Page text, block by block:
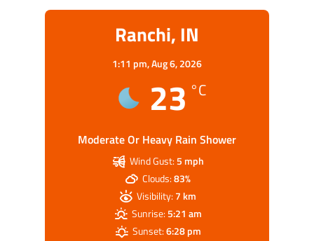
Ranchi, IN
1:11 pm,Aug 6, 2026
23 °C
Moderate Or Heavy Rain Shower
Wind Gust:5 mph
Clouds:83%
Visibility:7 km
Sunrise:5:21 am
Sunset:6:28 pm